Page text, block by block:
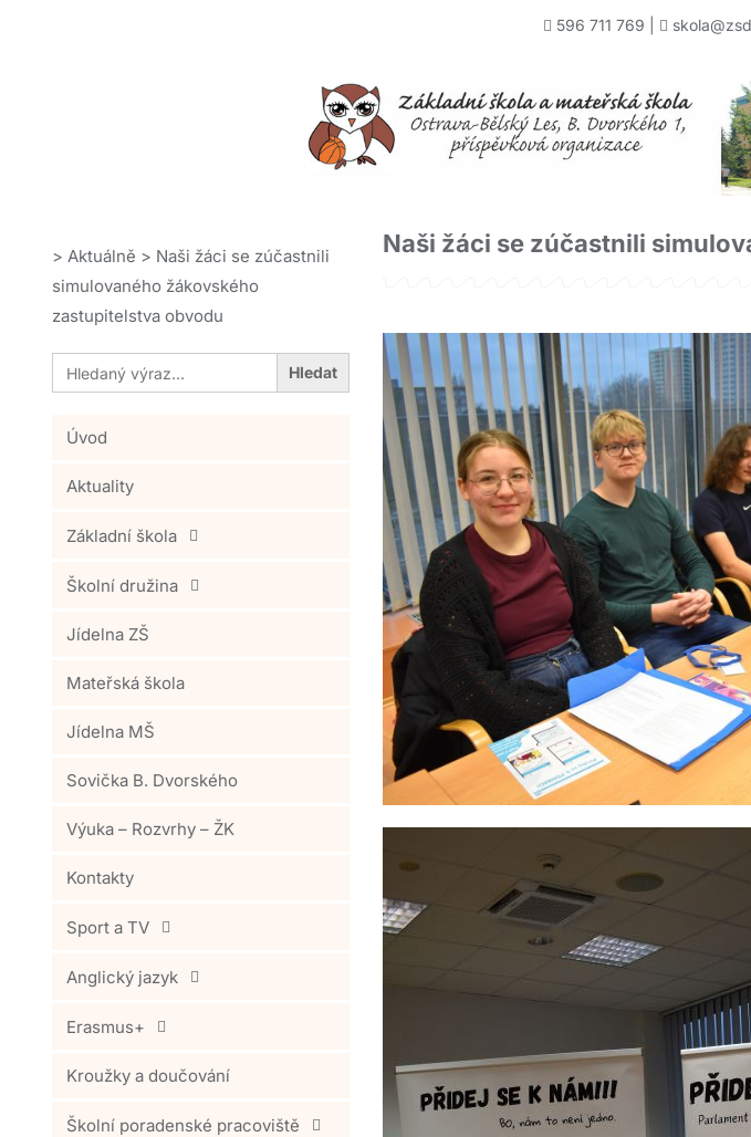
596 711 769
> Aktuálně > Naši žáci se zúčastnili
simulovaného žákovského
zastupitelstva obvodu
Search
for:
Úvod
Aktuality
Základní škola
Školní družina
Jídelna ZŠ
Mateřská škola
Jídelna MŠ
Sovička B. Dvorského
Výuka – Rozvrhy – ŽK
Kontakty
Sport a TV
Anglický jazyk
Erasmus+
Kroužky a doučování
Školní poradenské pracoviště
Naši žáci se zúčastnili